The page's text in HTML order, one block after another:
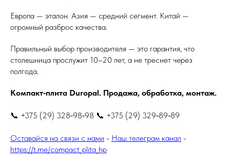
Европа — эталон. Азия — средний сегмент. Китай —
огромный разброс качества.
Правильный выбор производителя — это гарантия, что
столешница прослужит 10–20 лет, а не треснет через
полгода.
Компакт‑плита Duropal. Продажа, обработка, монтаж.
📞 +375 (29) 328‑98‑98 📞 +375 (29) 329‑89‑89
Оставайся на связи с нами - Наш телеграм канал -
https://t.me/compact_plita_hp